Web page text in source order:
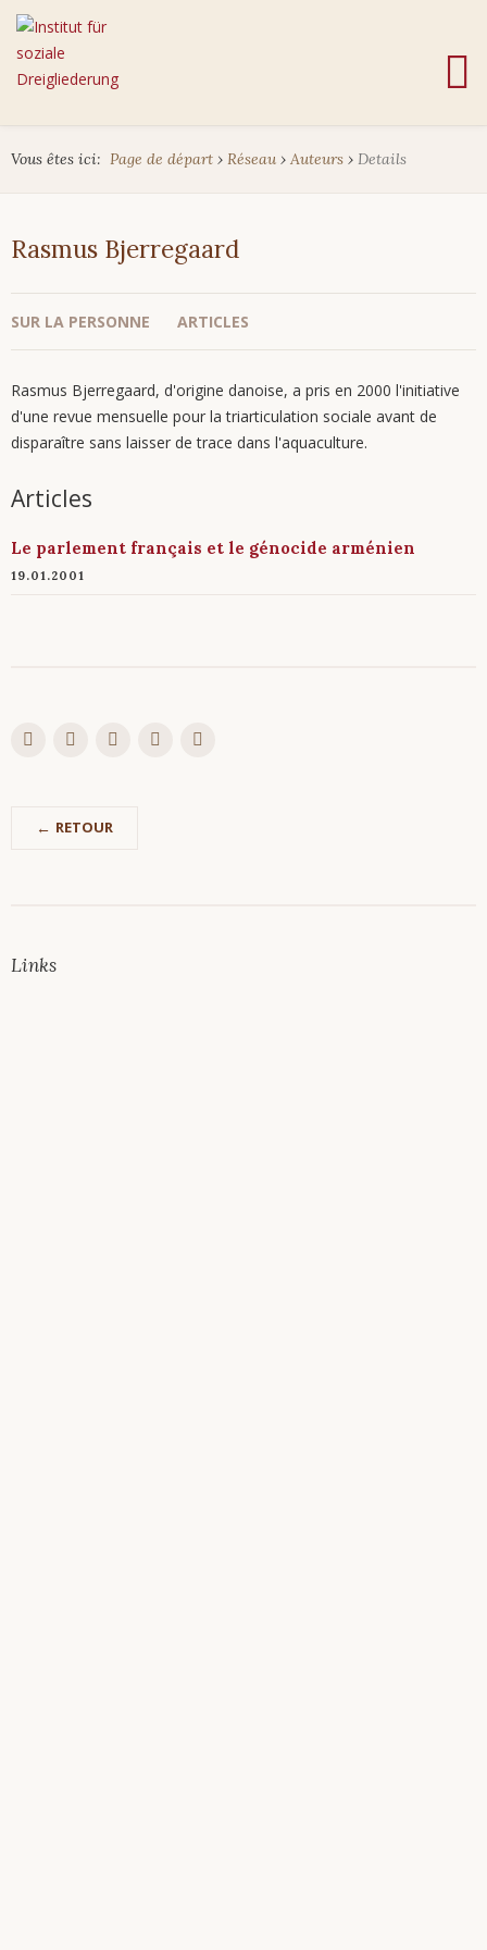
Vous êtes ici: Page de départ › Réseau › Auteurs › Details
Rasmus Bjerregaard
SUR LA PERSONNE ARTICLES
Rasmus Bjerregaard, d'origine danoise, a pris en 2000 l'initiative
d'une revue mensuelle pour la triarticulation sociale avant de
disparaître sans laisser de trace dans l'aquaculture.
Articles
Le parlement français et le génocide arménien
19.01.2001
RETOUR
Links